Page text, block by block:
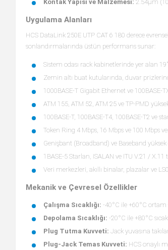
Kontak Yapısı ve Malzemesi: 2.54μm
Uygulama Alanları
HCS DataLink 250E UTP CAT 6 180 derece
sonlandırmalarında üstün performans sunar:
Sistem odası rack kabinetlerinde yer alan
Zemin altı buat kutularında, duvar
1000BASE-T Gigabit Ethernet ve
ATM 155, ATM 52, ATM 25 ve TP-PMD
100BASE-T, 100BASE-T4, 100BASE-T2 ve
Token Ring 4 Mbps, 16 Mbps ve 100 Mbps
Genişbant (Broadband) ve Baseband
1BASE-5 Starlan, ISALAN ve ITU V.21 /
Veri merkezleri, akıllı binalar, plazalar ve
Mekanik ve Çevresel Özellikler
Çalışma Sıcaklığı: -40°C ile +60°C ortam
Depolama Sıcaklığı: -20°C ile +80°C
Plug Tutma Kuvveti: Jack yuvasına
Plug-Jack Temas Kuvveti: HCS onaylı